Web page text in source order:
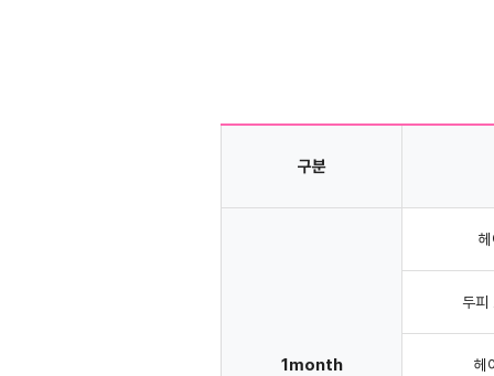
구분
1month
두피
헤